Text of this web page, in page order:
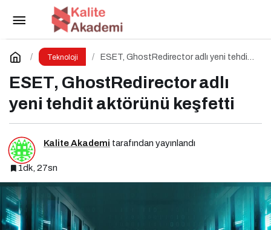
Teknoloji
ESET, GhostRedirector adlı yeni tehdit
ESET, GhostRedirector adlı
yeni tehdit aktörünü keşfetti
Kalite Akademi tarafından yayınlandı
1dk, 27sn
Z Kuşağının Siber Güvenlik Karnesi Zayıf
Yorum Yap